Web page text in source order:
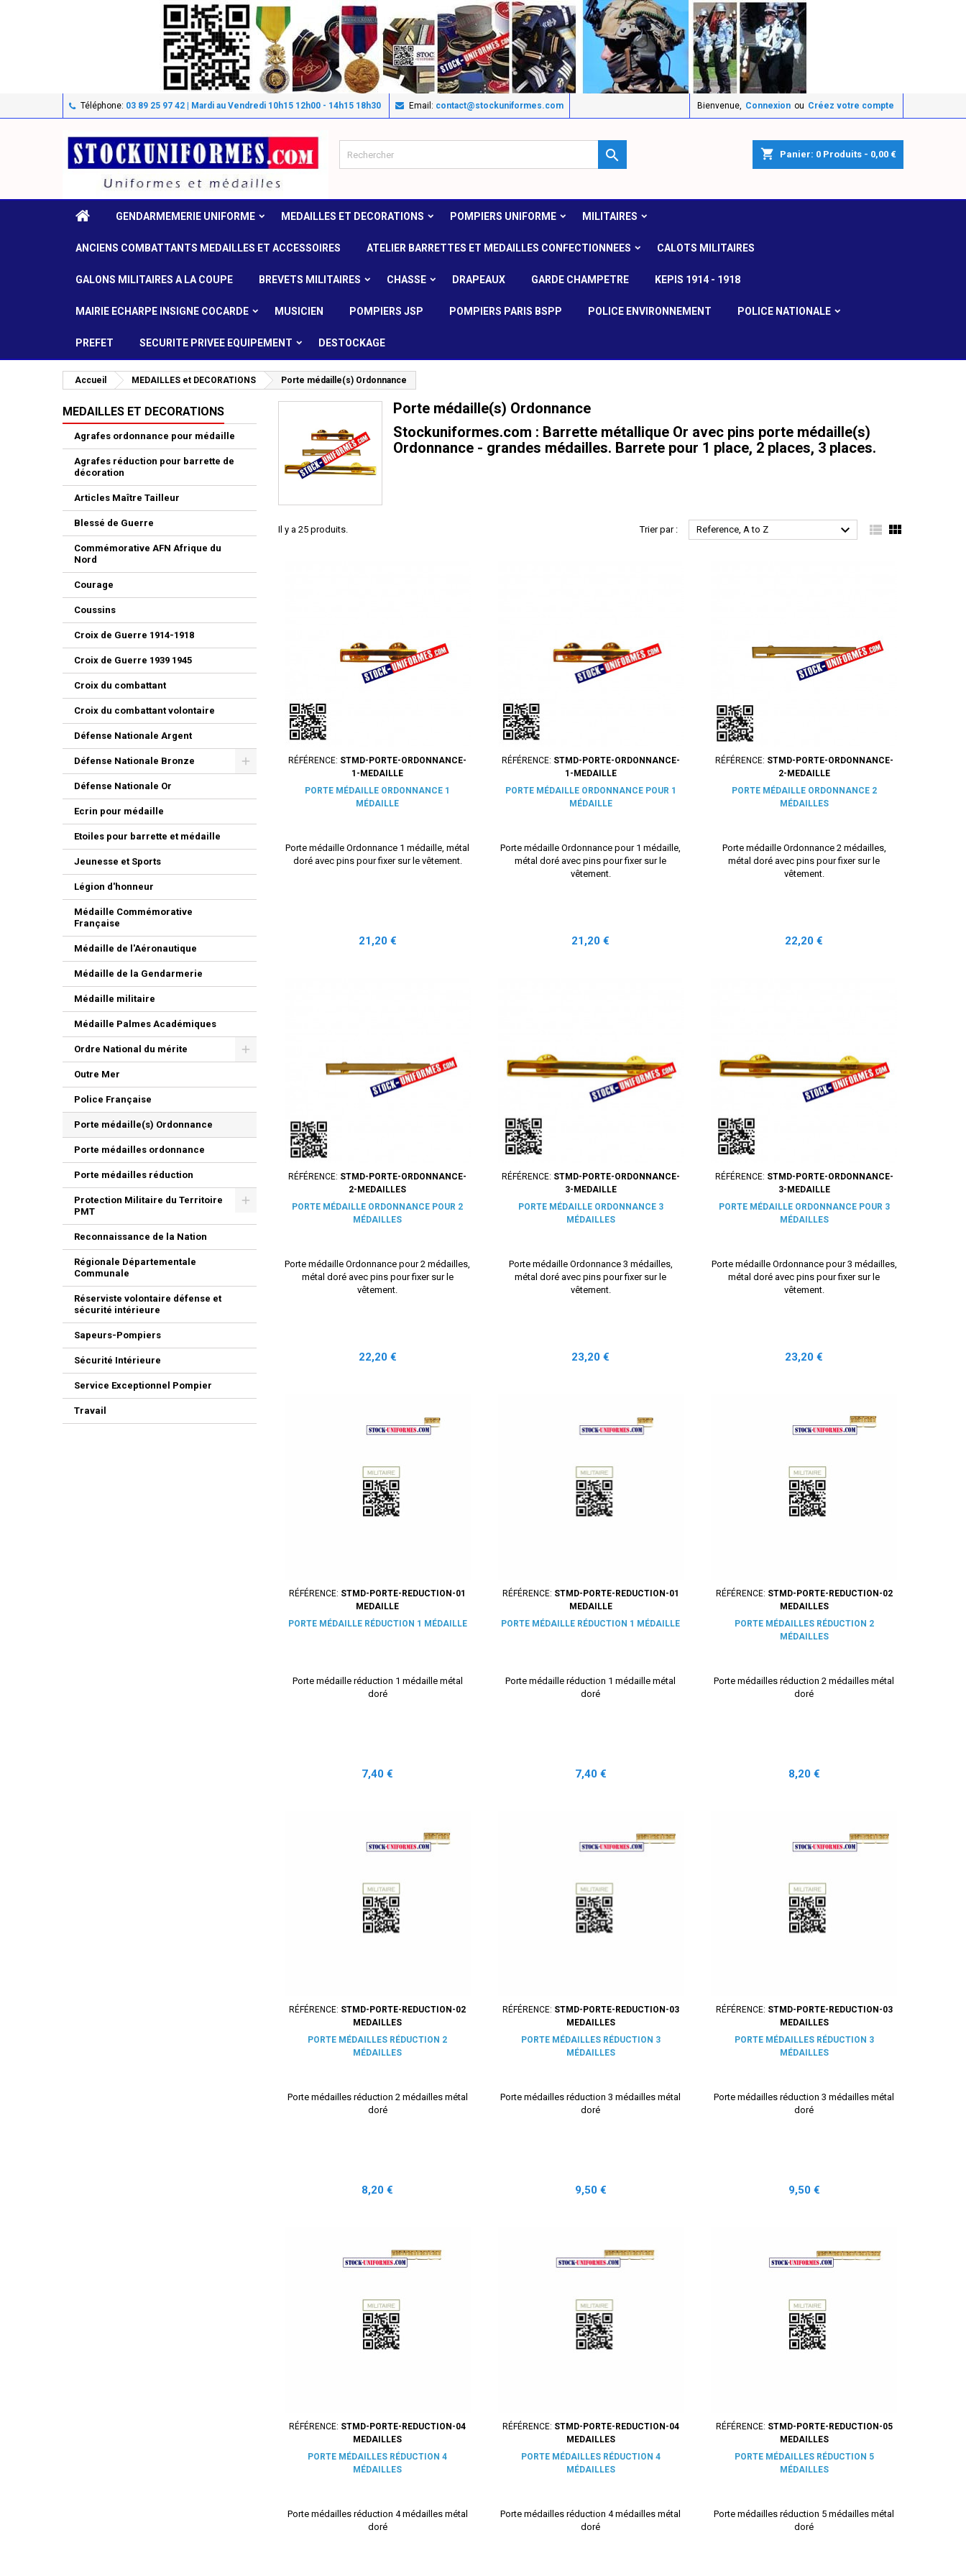
Téléphone: 03 89 25 97 42 | Mardi au Vendredi 10h15 12h00 - 14h15 18h30 Email: contact@stockuniformes.com Bienvenue, Connexion ou Créez votre compte
shopping_cart Panier: 0 Produits - 0,00 €

GENDARMEMERIE UNIFORME MEDAILLES ET DECORATIONS POMPIERS UNIFORME MILITAIRES
ANCIENS COMBATTANTS MEDAILLES ET ACCESSOIRES ATELIER BARRETTES ET MEDAILLES CONFECTIONNEES CALOTS MILITAIRES
GALONS MILITAIRES A LA COUPE BREVETS MILITAIRES CHASSE DRAPEAUX GARDE CHAMPETRE KEPIS 1914 - 1918
MAIRIE ECHARPE INSIGNE COCARDE MUSICIEN POMPIERS JSP POMPIERS PARIS BSPP POLICE ENVIRONNEMENT POLICE NATIONALE
PREFET SECURITE PRIVEE EQUIPEMENT DESTOCKAGE
Accueil MEDAILLES et DECORATIONS Porte médaille(s) Ordonnance
MEDAILLES ET DECORATIONS
Agrafes ordonnance pour médaille
Agrafes réduction pour barrette de
décoration
Articles Maître Tailleur
Blessé de Guerre
Commémorative AFN Afrique du
Nord
Courage
Coussins
Croix de Guerre 1914-1918
Croix de Guerre 1939 1945
Croix du combattant
Croix du combattant volontaire
Défense Nationale Argent
Défense Nationale Bronze
Défense Nationale Or
Ecrin pour médaille
Etoiles pour barrette et médaille
Jeunesse et Sports
Légion d'honneur
Médaille Commémorative
Française
Médaille de l'Aéronautique
Médaille de la Gendarmerie
Médaille militaire
Médaille Palmes Académiques
Ordre National du mérite
Outre Mer
Police Française
Porte médaille(s) Ordonnance
Porte médailles ordonnance
Porte médailles réduction
Protection Militaire du Territoire
PMT
Reconnaissance de la Nation
Régionale Départementale
Communale
Réserviste volontaire défense et
sécurité intérieure
Sapeurs-Pompiers
Sécurité Intérieure
Service Exceptionnel Pompier
Travail
Porte médaille(s) Ordonnance
Stockuniformes.com : Barrette métallique Or avec pins porte médaille(s)
Ordonnance - grandes médailles. Barrete pour 1 place, 2 places, 3 places.
Il y a 25 produits. Trier par : Reference, A to Z   
RÉFÉRENCE: STMD-PORTE-ORDONNANCE-
1-MEDAILLE
PORTE MÉDAILLE ORDONNANCE 1
MÉDAILLE
Porte médaille Ordonnance 1 médaille, métal
doré avec pins pour fixer sur le vêtement.
Prix
21,20 €
RÉFÉRENCE: STMD-PORTE-ORDONNANCE-
1-MEDAILLE
PORTE MÉDAILLE ORDONNANCE POUR 1
MÉDAILLE
Porte médaille Ordonnance pour 1 médaille,
métal doré avec pins pour fixer sur le
vêtement.
Prix
21,20 €
RÉFÉRENCE: STMD-PORTE-ORDONNANCE-
2-MEDAILLE
PORTE MÉDAILLE ORDONNANCE 2
MÉDAILLES
Porte médaille Ordonnance 2 médailles,
métal doré avec pins pour fixer sur le
vêtement.
Prix
22,20 €
RÉFÉRENCE: STMD-PORTE-ORDONNANCE-
2-MEDAILLES
PORTE MÉDAILLE ORDONNANCE POUR 2
MÉDAILLES
Porte médaille Ordonnance pour 2 médailles,
métal doré avec pins pour fixer sur le
vêtement.
Prix
22,20 €
RÉFÉRENCE: STMD-PORTE-ORDONNANCE-
3-MEDAILLE
PORTE MÉDAILLE ORDONNANCE 3
MÉDAILLES
Porte médaille Ordonnance 3 médailles,
métal doré avec pins pour fixer sur le
vêtement.
Prix
23,20 €
RÉFÉRENCE: STMD-PORTE-ORDONNANCE-
3-MEDAILLE
PORTE MÉDAILLE ORDONNANCE POUR 3
MÉDAILLES
Porte médaille Ordonnance pour 3 médailles,
métal doré avec pins pour fixer sur le
vêtement.
Prix
23,20 €
RÉFÉRENCE: STMD-PORTE-REDUCTION-01
MEDAILLE
PORTE MÉDAILLE RÉDUCTION 1 MÉDAILLE
Porte médaille réduction 1 médaille métal
doré
Prix
7,40 €
RÉFÉRENCE: STMD-PORTE-REDUCTION-01
MEDAILLE
PORTE MÉDAILLE RÉDUCTION 1 MÉDAILLE
Porte médaille réduction 1 médaille métal
doré
Prix
7,40 €
RÉFÉRENCE: STMD-PORTE-REDUCTION-02
MEDAILLES
PORTE MÉDAILLES RÉDUCTION 2
MÉDAILLES
Porte médailles réduction 2 médailles métal
doré
Prix
8,20 €
RÉFÉRENCE: STMD-PORTE-REDUCTION-02
MEDAILLES
PORTE MÉDAILLES RÉDUCTION 2
MÉDAILLES
Porte médailles réduction 2 médailles métal
doré
Prix
8,20 €
RÉFÉRENCE: STMD-PORTE-REDUCTION-03
MEDAILLES
PORTE MÉDAILLES RÉDUCTION 3
MÉDAILLES
Porte médailles réduction 3 médailles métal
doré
Prix
9,50 €
RÉFÉRENCE: STMD-PORTE-REDUCTION-03
MEDAILLES
PORTE MÉDAILLES RÉDUCTION 3
MÉDAILLES
Porte médailles réduction 3 médailles métal
doré
Prix
9,50 €
RÉFÉRENCE: STMD-PORTE-REDUCTION-04
MEDAILLES
PORTE MÉDAILLES RÉDUCTION 4
MÉDAILLES
Porte médailles réduction 4 médailles métal
doré
RÉFÉRENCE: STMD-PORTE-REDUCTION-04
MEDAILLES
PORTE MÉDAILLES RÉDUCTION 4
MÉDAILLES
Porte médailles réduction 4 médailles métal
doré
RÉFÉRENCE: STMD-PORTE-REDUCTION-05
MEDAILLES
PORTE MÉDAILLES RÉDUCTION 5
MÉDAILLES
Porte médailles réduction 5 médailles métal
doré